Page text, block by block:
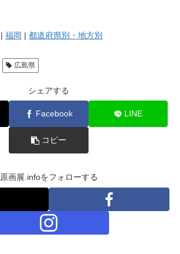
| 福岡 | 都道府県別・地方別
広島県
シェアする
Facebook LINE
コピー
原画展.infoをフォローする